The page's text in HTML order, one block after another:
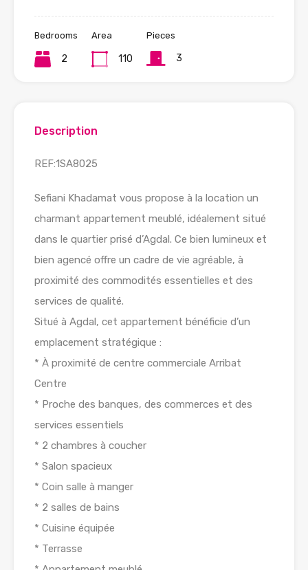
Bedrooms
2
Area
110
Pieces
3
Description
REF:1SA8025
Sefiani Khadamat vous propose à la location un
charmant appartement meublé, idéalement situé
dans le quartier prisé d’Agdal. Ce bien lumineux et
bien agencé offre un cadre de vie agréable, à
proximité des commodités essentielles et des
services de qualité.
Situé à Agdal, cet appartement bénéficie d’un
emplacement stratégique :
* À proximité de centre commerciale Arribat
Centre
* Proche des banques, des commerces et des
services essentiels
* 2 chambres à coucher
* Salon spacieux
* Coin salle à manger
* 2 salles de bains
* Cuisine équipée
* Terrasse